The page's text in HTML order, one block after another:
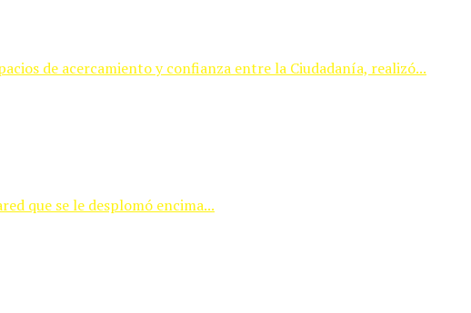
de acercamiento y confianza entre la Ciudadanía, realizó...
que se le desplomó encima...